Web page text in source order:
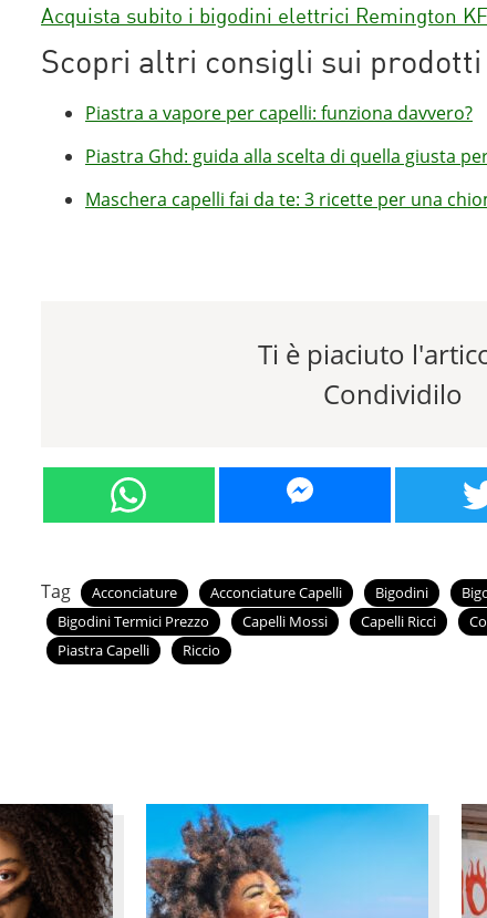
Acquista subito i bigodini elettrici Remington
Scopri altri consigli sui
Piastra a vapore per capelli: funziona davvero?
Piastra Ghd: guida alla scelta di quella giusta
Maschera capelli fai da te: 3 ricette per una
Ti è piaciuto
Condividilo
Tag Acconciature Acconciature Capelli Bigodini
Bigodini Termici Prezzo
Capelli Mossi Capelli Ricci
Piastra Capelli
Riccio